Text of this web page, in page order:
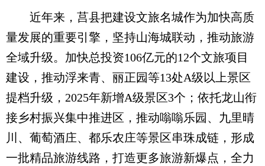
近年来，莒县把建设文旅名城作为加快高质
量发展的重要引擎，坚持山海城联动，推动旅游
全域升级。加快总投资106亿元的12个文旅项目
建设，推动浮来青、丽正园等13处A级以上景区
提档升级，2025年新增A级景区3个；依托龙山衔
接乡村振兴集中推进区，推动嗡嗡乐园、九里晴
川、葡萄酒庄、都乐农庄等景区串珠成链，形成
一批精品旅游线路，打造更多旅游新爆点，全力